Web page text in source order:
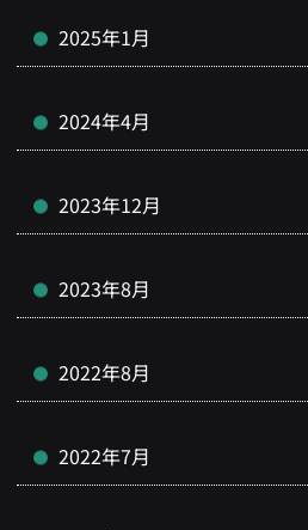
2025年1月
2024年4月
2023年12月
2023年8月
2022年8月
2022年7月